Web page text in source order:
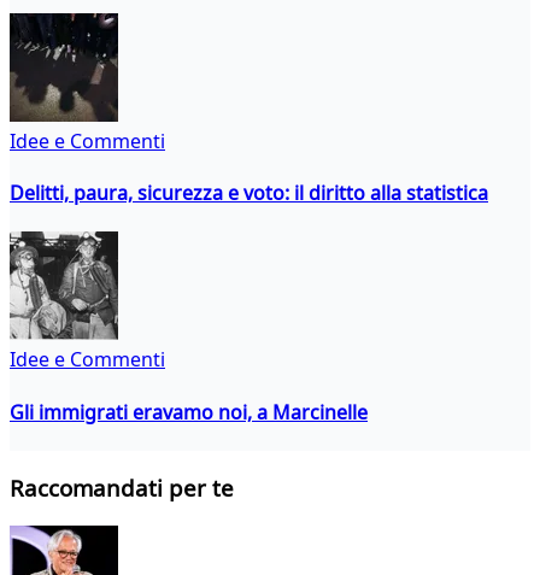
Idee e Commenti
Delitti, paura, sicurezza e voto: il diritto alla statistica
Idee e Commenti
Gli immigrati eravamo noi, a Marcinelle
Raccomandati per te